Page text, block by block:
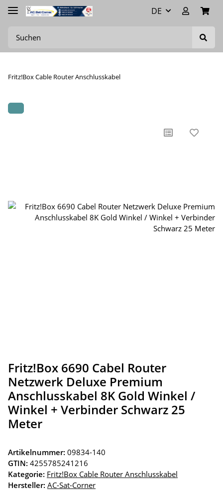
DE
Fritz!Box Cable Router Anschlusskabel
Fritz!Box 6690 Cabel Router
Netzwerk Deluxe Premium
Anschlusskabel 8K Gold Winkel /
Winkel + Verbinder Schwarz 25
Meter
Artikelnummer: 09834-140
GTIN: 4255785241216
Kategorie: Fritz!Box Cable Router Anschlusskabel
Hersteller: AC-Sat-Corner